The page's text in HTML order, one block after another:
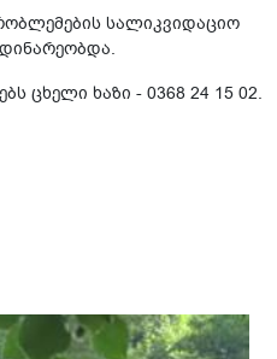
სალიკვიდაციო
ცხელი ხაზი - 0368 24 15 02.